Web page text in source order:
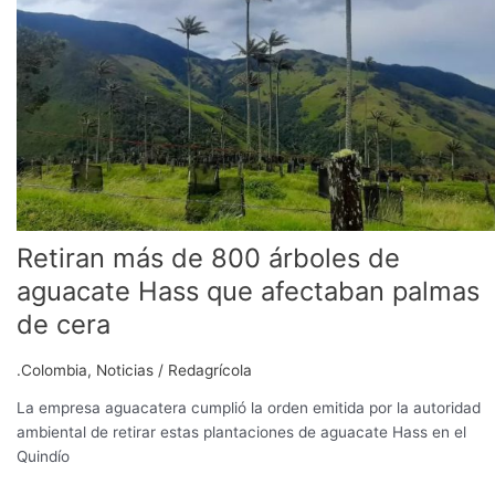
Retiran más de 800 árboles de
aguacate Hass que afectaban palmas
de cera
.Colombia, Noticias / Redagrícola
La empresa aguacatera cumplió la orden emitida por la autoridad
ambiental de retirar estas plantaciones de aguacate Hass en el
Quindío
de
800
árboles
de
aguacate
Hass
que
afectaban
palmas
de
cera